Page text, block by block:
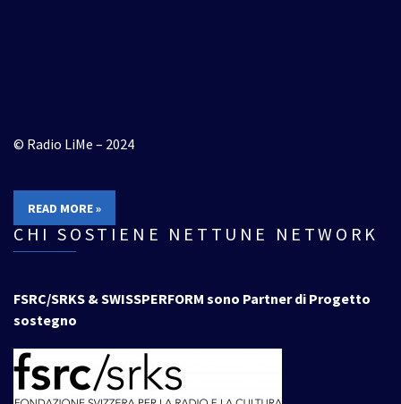
© Radio LiMe – 2024
READ MORE »
CHI SOSTIENE NETTUNE NETWORK
FSRC/SRKS & SWISSPERFORM sono Partner di Progetto
sostegno